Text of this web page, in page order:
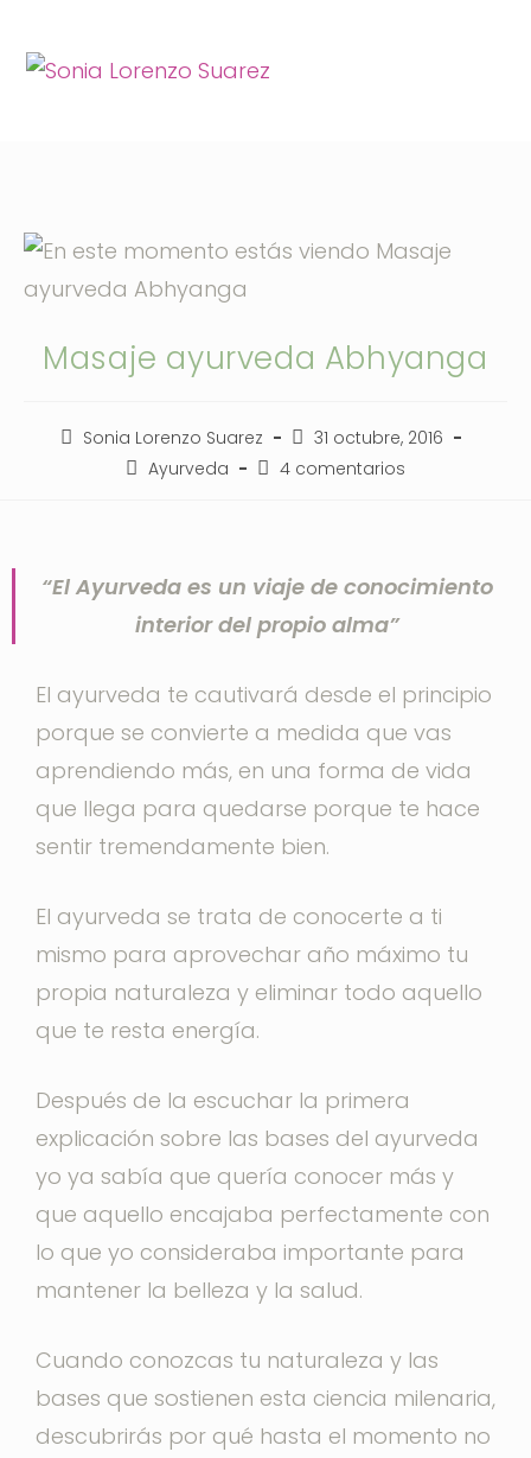
Masaje ayurveda Abhyanga
Sonia Lorenzo Suarez
31 octubre, 2016
Ayurveda
4 comentarios
“El Ayurveda es un viaje de conocimiento
interior del propio alma”
El ayurveda te cautivará desde el principio
porque se convierte a medida que vas
aprendiendo más, en una forma de vida
que llega para quedarse porque te hace
sentir tremendamente bien.
El ayurveda se trata de conocerte a ti
mismo para aprovechar año máximo tu
propia naturaleza y eliminar todo aquello
que te resta energía.
Después de la escuchar la primera
explicación sobre las bases del ayurveda
yo ya sabía que quería conocer más y
que aquello encajaba perfectamente con
lo que yo consideraba importante para
mantener la belleza y la salud.
Cuando conozcas tu naturaleza y las
bases que sostienen esta ciencia milenaria,
descubrirás por qué hasta el momento no